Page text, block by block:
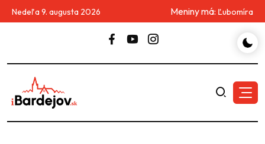
Nedeľa 9. augusta 2026 Meniny má: Ľubomíra